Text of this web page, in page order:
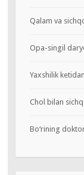
Qalam va
Opa-singil
Yaxshilik
Chol bilan
Bo‘rining